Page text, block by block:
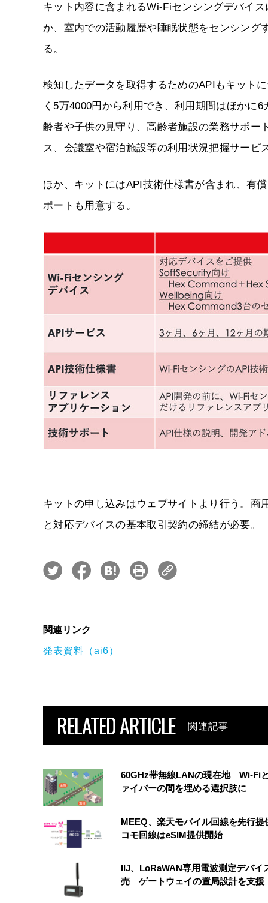
キット内容に含まれるWi-Fiセンシングデバイ
か、室内での活動履歴や睡眠状態をセンシン
る。
検知したデータを取得するためのAPIもキット
く5万4000円から利用でき、利用期間はほかに
齢者や子供の見守り、高齢者施設の業務サポ
ス、会議室や宿泊施設等の利用状況把握サー
ほか、キットにはAPI技術仕様書が含まれ、有
ポートも用意する。
キットの申し込みはウェブサイトより行う。
と対応デバイスの基本取引契約の締結が必要。
関連リンク
発表資料（ai6）
RELATED ARTICLE 関連記事
60GHz帯無線LANの現在地 Wi-Fi
ァイバーの間を埋める選択肢に
MEEQ、楽天モバイル回線を先行
コモ回線はeSIM提供開始
IIJ、LoRaWAN専用電波測定デバイ
売 ゲートウェイの置局設計を支援